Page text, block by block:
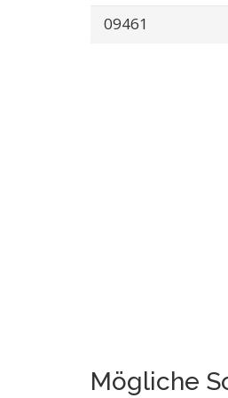
09461
Mögliche